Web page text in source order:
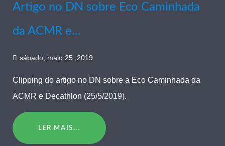
Artigo no DN sobre Eco Caminhada
da ACMR e...
sábado, maio 25, 2019
Clipping do artigo no DN sobre a Eco Caminhada da
ACMR e Decathlon (25/5/2019).
LER MAIS...